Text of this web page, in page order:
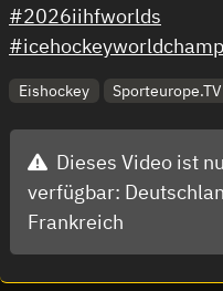
#2026iihfworlds
Eishockey Sporteurope.TV
Dieses Video ist
verfügbar:
Frankreich